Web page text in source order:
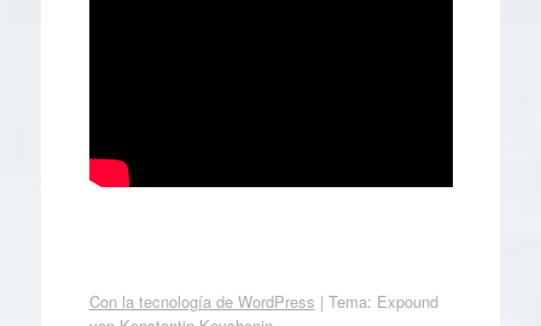
Con la tecnología de WordPress | Tema: Expound